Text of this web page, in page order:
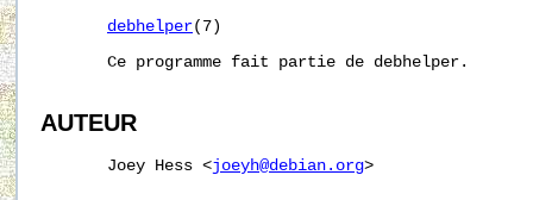
debhelper(7)
       Ce programme fait partie de debhelper.
AUTEUR
       Joey Hess <
joeyh@debian.org>